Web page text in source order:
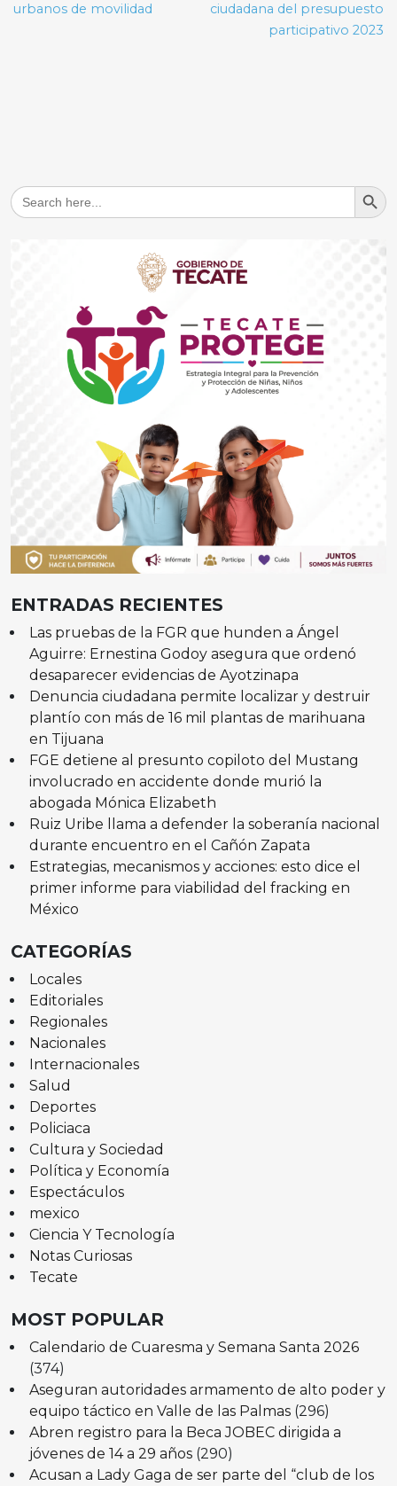
urbanos de movilidad
ciudadana del presupuesto
participativo 2023
Search
for:
Search
ENTRADAS RECIENTES
Las pruebas de la FGR que hunden a Ángel
Aguirre: Ernestina Godoy asegura que ordenó
desaparecer evidencias de Ayotzinapa
Denuncia ciudadana permite localizar y destruir
plantío con más de 16 mil plantas de marihuana
en Tijuana
FGE detiene al presunto copiloto del Mustang
involucrado en accidente donde murió la
abogada Mónica Elizabeth
Ruiz Uribe llama a defender la soberanía nacional
durante encuentro en el Cañón Zapata
Estrategias, mecanismos y acciones: esto dice el
primer informe para viabilidad del fracking en
México
CATEGORÍAS
Locales
Editoriales
Regionales
Nacionales
Internacionales
Salud
Deportes
Policiaca
Cultura y Sociedad
Política y Economía
Espectáculos
mexico
Ciencia Y Tecnología
Notas Curiosas
Tecate
MOST POPULAR
Calendario de Cuaresma y Semana Santa 2026
(374)
Aseguran autoridades armamento de alto poder y
equipo táctico en Valle de las Palmas (296)
Abren registro para la Beca JOBEC dirigida a
jóvenes de 14 a 29 años (290)
Acusan a Lady Gaga de ser parte del “club de los